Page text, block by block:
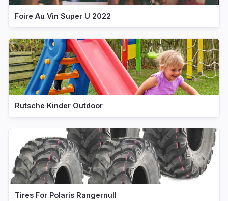
Foire Au Vin Super U 2022
Rutsche Kinder Outdoor
Tires For Polaris Rangernull